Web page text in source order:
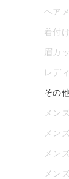
ヘア
着付け
眉カ
レデ
その
メン
メン
メン
メン